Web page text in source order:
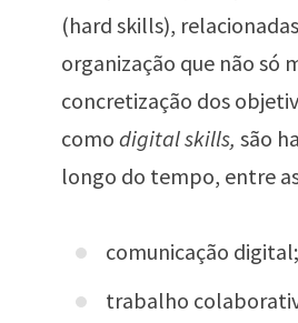
(hard skills),
organização que não só
concretização dos
como digital skills, são
longo do tempo, entre
comunicação digital;
trabalho